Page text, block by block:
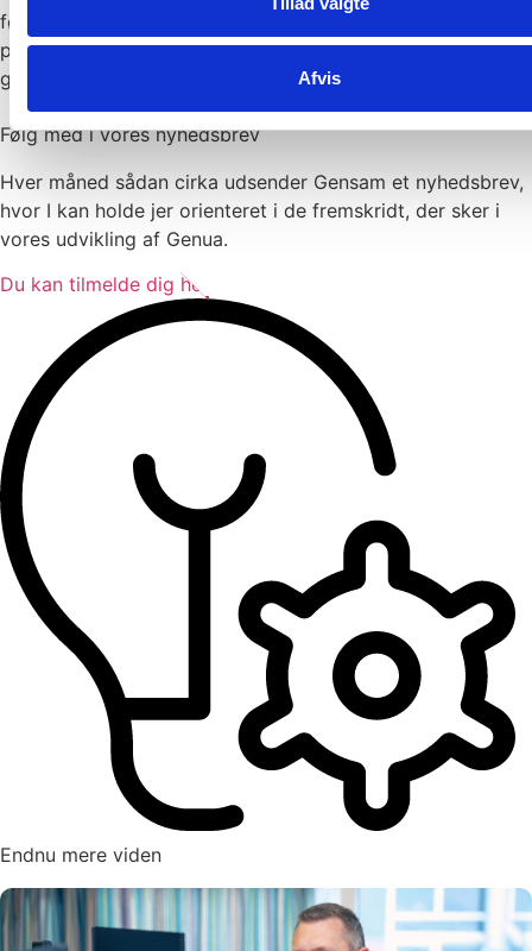
Afvis
første selskab, og selv om der garanteret kommer bump
på vejen, har vi al tiltro til at, at det faktisk kan lade sig
gøre.
Følg med i vores nyhedsbrev
Hver måned sådan cirka udsender Gensam et nyhedsbrev,
hvor I kan holde jer orienteret i de fremskridt, der sker i
vores udvikling af Genua.
Du kan tilmelde dig her
Endnu mere viden